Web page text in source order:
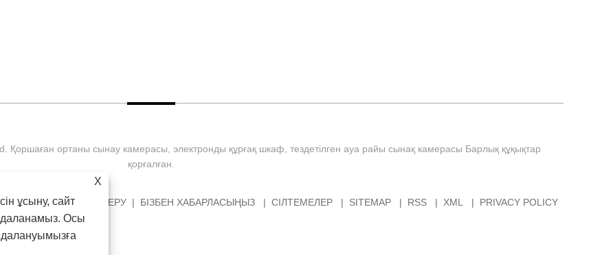
ортаны сынау камерасы, электронды құрғақ шкаф, тездетілген ауа райы сынақ камерасы Барлық құқықтар
қорғалған.
АЛУ СҰРАУ ЖІБЕРУ БІЗБЕН ХАБАРЛАСЫҢЫЗ СІЛТЕМЕЛЕР SITEMAP RSS XML PRIVACY POLICY
X
ұсыну, сайт
Осы